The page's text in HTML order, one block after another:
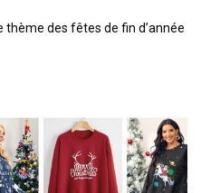
thème des fêtes de fin d’année